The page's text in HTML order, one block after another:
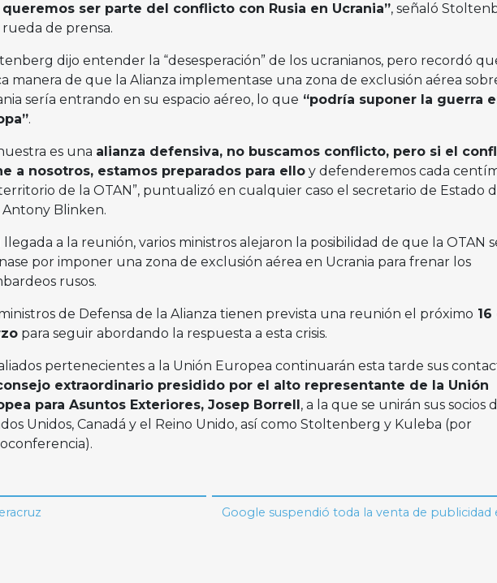
queremos ser parte del conflicto con Rusia en Ucrania”, señaló
de prensa.
dijo entender la “desesperación” de los ucranianos, pero recordó
manera de que la Alianza implementase una zona de exclusión aérea
sería entrando en su espacio aéreo, lo que “podría suponer la guerra
.
es una alianza defensiva, no buscamos conflicto, pero si el
a nosotros, estamos preparados para elloy defenderemos cada
de la OTAN”, puntualizó en cualquier caso el secretario de Estado
Antony Blinken.
llegada a la reunión, varios ministros alejaron la posibilidad de que la OTAN
por imponer una zona de exclusión aérea en Ucrania para frenar los
rusos.
de Defensa de la Alianza tienen prevista una reunión el próximo 16
para seguir abordando la respuesta a esta crisis.
pertenecientes a la Unión Europea continuarán esta tarde sus
extraordinario presidido por el alto representante de la Unión
para Asuntos Exteriores, Josep Borrell , a la que se unirán sus socios
Unidos, Canadá y el Reino Unido, así como Stoltenberg y Kuleba (por
Google suspendió toda la venta de publicidad